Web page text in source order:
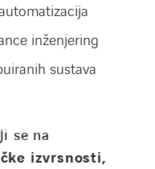
INSTAGRAM
inženjering
sustava
se na
izvrsnosti,